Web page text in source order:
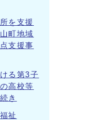
を支援
町地域
支援事
る第3子
高校等
き
祉